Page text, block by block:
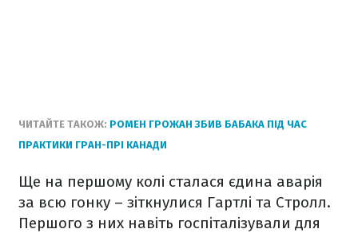
ЧИТАЙТЕ ТАКОЖ: РОМЕН ГРОЖАН ЗБИВ БАБАКА ПІД ЧАС
ПРАКТИКИ ГРАН-ПРІ КАНАДИ
Ще на першому колі сталася єдина аварія
за всю гонку – зіткнулися Гартлі та Стролл.
Першого з них навіть госпіталізували для